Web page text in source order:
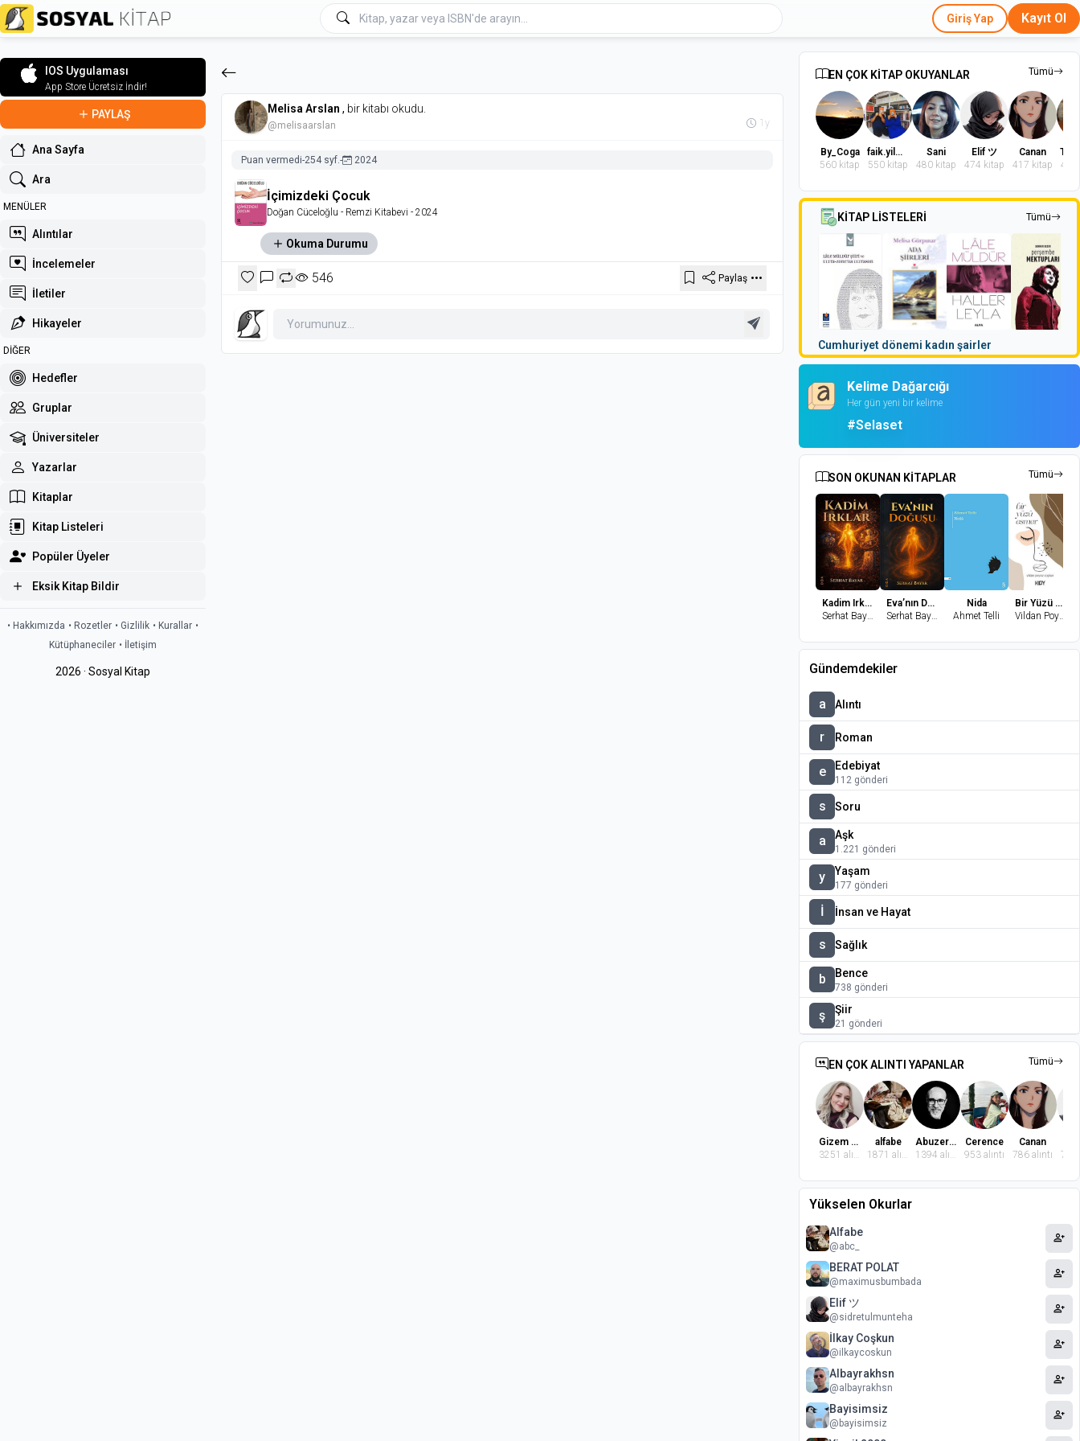
Giriş Yap Kayıt Ol
IOS Uygulaması
App Store Ücretsiz İndir!
PAYLAŞ
Ana Sayfa
Ara
MENÜLER
Alıntılar
İncelemeler
İletiler
Hikayeler
DİĞER
Hedefler
Gruplar
Üniversiteler
Yazarlar
Kitaplar
Kitap Listeleri
Popüler Üyeler
Eksik Kitap Bildir
• Hakkımızda • Rozetler • Gizlilik • Kurallar •
Kütüphaneciler • İletişim
2026 · Sosyal Kitap
Melisa Arslan , bir kitabı okudu.
@melisaarslan 1y
Puan vermedi-254 syf.- 2024
İçimizdeki Çocuk
Doğan Cüceloğlu - Remzi Kitabevi - 2024
Okuma Durumu
546 Paylaş
EN ÇOK KİTAP OKUYANLAR Tümü
By_Coga
560 kitap
faik.yilmaz.9
550 kitap
Sani
480 kitap
Elif ツ
474 kitap
Canan
417 kitap
402
KİTAP LİSTELERİ Tümü
Cumhuriyet dönemi kadın şairler
Kelime Dağarcığı
Her gün yeni bir kelime
#Selaset
SON OKUNAN KİTAPLAR Tümü
Kadim Irklar
Serhat Bayar
Eva’nın Doğuşu
Serhat Bayar
Nida
Ahmet Telli
Bir Yüzü Esmer
Vildan Poyraz Coşkun
Gündemdekiler
a Alıntı
r Roman
e Edebiyat
112 gönderi
s Soru
a Aşk
1.221 gönderi
y Yaşam
177 gönderi
İ İnsan ve Hayat
s Sağlık
b Bence
738 gönderi
ş Şiir
21 gönderi
EN ÇOK ALINTI YAPANLAR Tümü
Gizem Dindaroğlu
3251 alıntı
alfabe
1871 alıntı
Abuzer Badem
1394 alıntı
Cerence
953 alıntı
Canan
786 alıntı
764
Yükselen Okurlar
Alfabe
@abc_ person_add
BERAT POLAT
@maximusbumbada person_add
Elif ツ
@sidretulmunteha person_add
İlkay Coşkun
@ilkaycoskun person_add
Albayrakhsn
@albayrakhsn person_add
Bayisimsiz
@bayisimsiz person_add